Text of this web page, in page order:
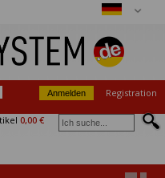
Registration
0,00 €